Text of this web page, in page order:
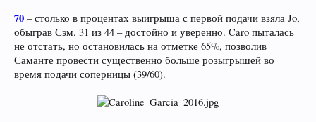
70 – столько в процентах выигрыша с первой подачи взяла Jo,
обыграв Сэм. 31 из 44 – достойно и уверенно. Caro пыталась
не отстать, но остановилась на отметке 65%, позволив
Саманте провести существенно больше розыгрышей во
время подачи соперницы (39/60).